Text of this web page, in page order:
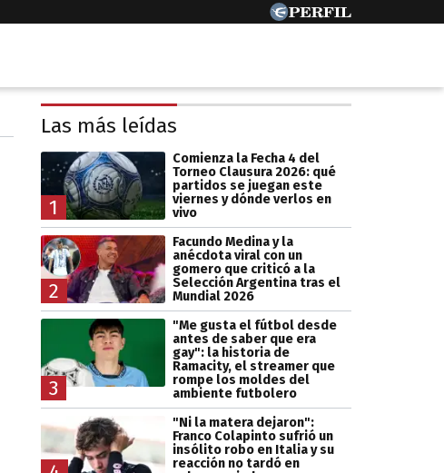
Las más leídas
1
Comienza la Fecha 4 del
Torneo Clausura 2026: qué
partidos se juegan este
viernes y dónde verlos en
vivo
2
Facundo Medina y la
anécdota viral con un
gomero que criticó a la
Selección Argentina tras el
Mundial 2026
3
"Me gusta el fútbol desde
antes de saber que era
gay": la historia de
Ramacity, el streamer que
rompe los moldes del
ambiente futbolero
"Ni la matera dejaron":
Franco Colapinto sufrió un
insólito robo en Italia y su
reacción no tardó en